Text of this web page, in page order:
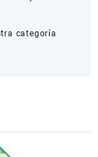
categoría